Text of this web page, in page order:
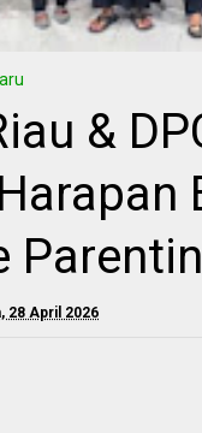
&
28 April 2026